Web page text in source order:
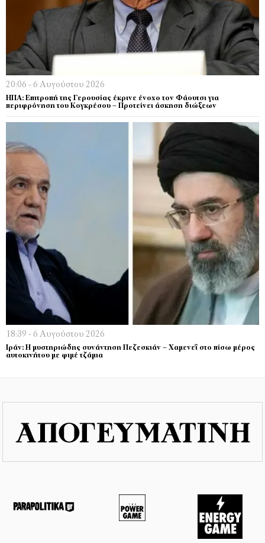
20:06 - 6 Αυγούστου 2026
ΗΠΑ: Επιτροπή της Γερουσίας έκρινε ένοχο τον Φάουτσι για
περιφρόνηση του Κογκρέσου – Προτείνει άσκηση διώξεων
18:39 - 6 Αυγούστου 2026
Ιράν: Η μυστηριώδης συνάντηση Πεζεσκιάν – Χαμενεΐ στο πίσω μέρος
αυτοκινήτου με φιμέ τζάμια